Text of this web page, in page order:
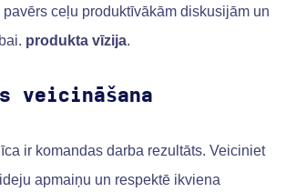
ceļu produktīvākām diskusijām un
produkta vīzija.
veicināšana
ir komandas darba rezultāts. Veiciniet
apmaiņu un respektē ikviena